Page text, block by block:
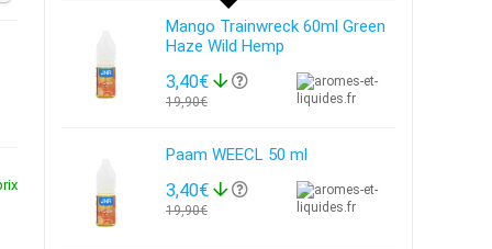
Mango Trainwreck 60ml Green
Haze Wild Hemp
3,40€
19,90€
Paam WEECL 50 ml
3,40€
19,90€